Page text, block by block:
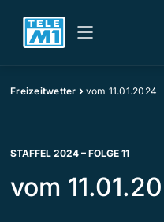
Freizeitwetter vom 11.01.2024
STAFFEL 2024 – FOLGE 11
vom